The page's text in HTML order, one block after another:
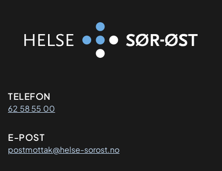
Kontaktinformasjon
TELEFON
62 58 55 00
E-POST
postmottak@helse-sorost.no